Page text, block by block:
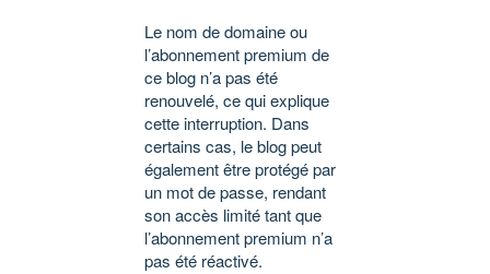
Le nom de domaine ou
l’abonnement premium de
ce blog n’a pas été
renouvelé, ce qui explique
cette interruption. Dans
certains cas, le blog peut
également être protégé par
un mot de passe, rendant
son accès limité tant que
l’abonnement premium n’a
pas été réactivé.